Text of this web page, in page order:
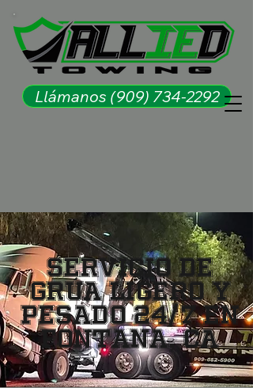
Llámanos (909) 734-2292
Servicio de
Grúa Ligero y
Pesado 24/7 en
Fontana, CA